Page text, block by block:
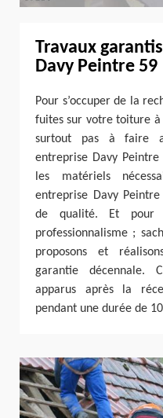
Travaux
Davy Peintre 59
Pour s’occuper de la
fuites sur votre toiture à
surtout pas à faire
entreprise Davy
les matériels
entreprise Davy
de qualité. Et pour
professionnalisme ;
proposons et
garantie décennale.
apparus après la
pendant une durée de